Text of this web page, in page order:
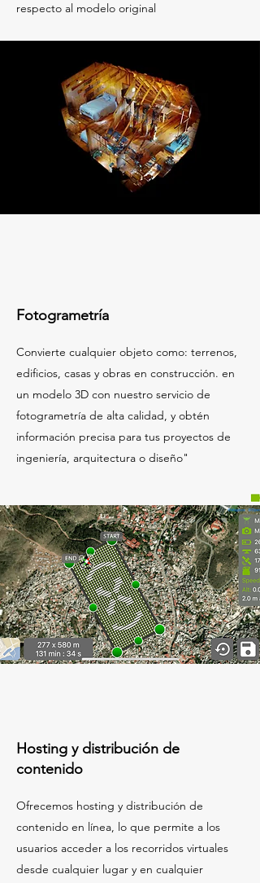
respecto al modelo original
Hosting y distribución de
contenido
Ofrecemos hosting y distribución de
contenido en línea, lo que permite a los
usuarios acceder a los recorridos virtuales
desde cualquier lugar y en cualquier
Fotogrametría
Convierte cualquier objeto como: terrenos,
edificios, casas y obras en construcción. en
un modelo 3D con nuestro servicio de
fotogrametría de alta calidad, y obtén
información precisa para tus proyectos de
ingeniería, arquitectura o diseño"